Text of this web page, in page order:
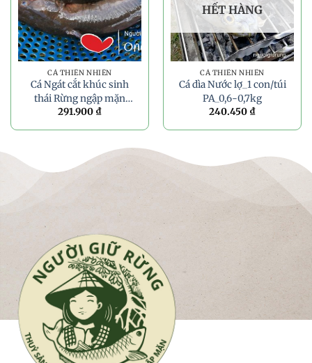
CÁ THIÊN NHIÊN
Cá Ngát cắt khúc sinh
thái Rừng ngập mặn
Bến Tre
291.900 ₫
HẾT HÀNG
CÁ THIÊN NHIÊN
Cá dìa Nước lợ_1 con/túi
PA_0,6-0,7kg
240.450 ₫